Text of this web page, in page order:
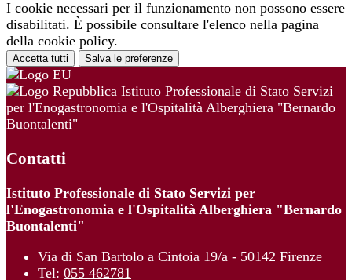
I cookie necessari per il funzionamento non possono essere
disabilitati. È possibile consultare l'elenco nella pagina
della cookie policy.
Accetta tutti Salva le preferenze
Istituto Professionale di Stato Servizi
per l'Enogastronomia e l'Ospitalità Alberghiera "Bernardo
Buontalenti"
Contatti
Istituto Professionale di Stato Servizi per
l'Enogastronomia e l'Ospitalità Alberghiera "Bernardo
Buontalenti"
Via di San Bartolo a Cintoia 19/a - 50142 Firenze
Tel: 055 462781